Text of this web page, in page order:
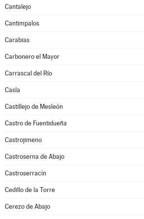
Cantalejo
Cantimpalos
Carabias
Carbonero el Mayor
Carrascal del Río
Casla
Castillejo de Mesleón
Castro de Fuentidueña
Castrojimeno
Castroserna de Abajo
Castroserracín
Cedillo de la Torre
Cerezo de Abajo